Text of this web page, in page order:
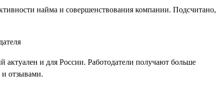
найма и совершенствования компании. Подсчитано,
и для России. Работодатели получают больше
и отзывами.